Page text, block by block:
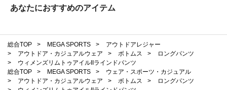
あなたにおすすめのアイテム
総合TOP > MEGA SPORTS >
アウトドアレジャー
>
アウトドア・カジュアルウェア > ボトムス >
ロングパンツ
>
ウィメンズリムトゥアイルIIラインドパンツ
総合TOP
> MEGA SPORTS >
ウェア・スポーツ・カジュアル
>
アウトドア・カジュアルウェア > ボトムス >
ロングパンツ